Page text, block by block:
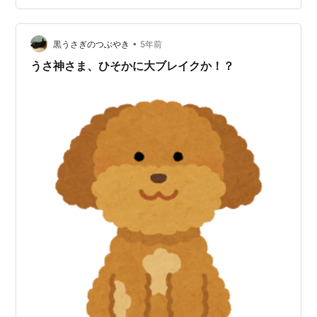
てしまいます。いやいや。足の裏がモフモフしてて滑る
のですね。しぐれちゃん🐰 あ、そうそう。ブログの投稿
が１００回越えたのも記念してです！いつの頃からか三
日坊主が得意になったお母ちゃんが、ブログを…
黒うさぎのつぶやき • 5年前
うさ神さま、ひそかに大ブレイクか！？